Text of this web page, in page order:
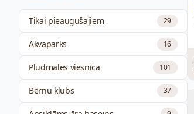
Tikai pieaugušajiem 29
Akvaparks 16
Pludmales viesnīca 101
Bērnu klubs 37